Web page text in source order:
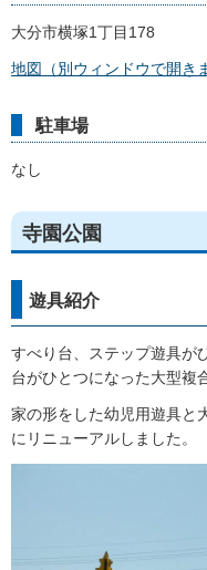
大分市横塚1丁目178
地図（別ウィンドウで開き
駐車場
なし
寺園公園
遊具紹介
すべり台、ステップ遊具が
台がひとつになった大型複
家の形をした幼児用遊具と
にリニューアルしました。